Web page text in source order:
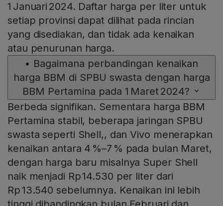
1 Januari 2024. Daftar harga per liter untuk
setiap provinsi dapat dilihat pada rincian
yang disediakan, dan tidak ada kenaikan
atau penurunan harga.
• Bagaimana perbandingan kenaikan
harga BBM di SPBU swasta dengan harga
BBM Pertamina pada 1 Maret 2024?
Berbeda signifikan. Sementara harga BBM
Pertamina stabil, beberapa jaringan SPBU
swasta seperti Shell,, dan Vivo menerapkan
kenaikan antara 4 %–7 % pada bulan Maret,
dengan harga baru misalnya Super Shell
naik menjadi Rp 14.530 per liter dari
Rp 13.540 sebelumnya. Kenaikan ini lebih